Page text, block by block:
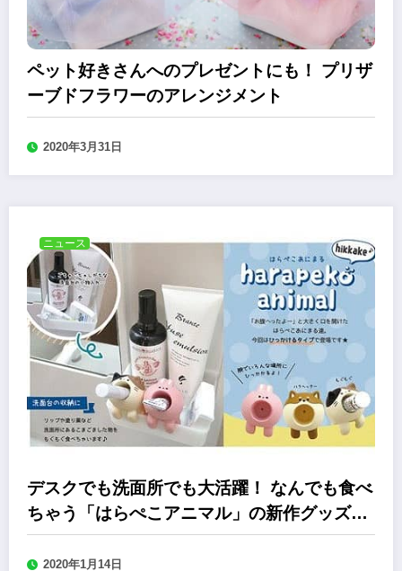
ペット好きさんへのプレゼントにも！ プリザ
ーブドフラワーのアレンジメント
2020年3月31日
ニュース
デスクでも洗面所でも大活躍！ なんでも食べ
ちゃう「はらぺこアニマル」の新作グッズが
登場
2020年1月14日